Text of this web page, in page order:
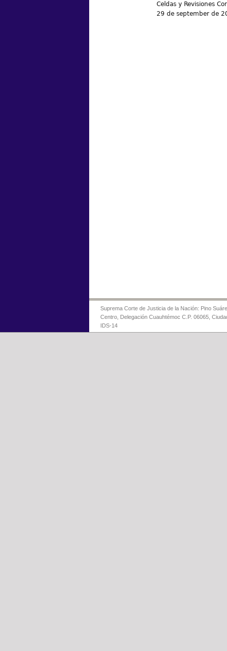
Celdas y Revisiones
29 de september de
Suprema Corte de Justicia de la Nación: Pino
Centro, Delegación Cuauhtémoc C.P. 06065,
IDS-14